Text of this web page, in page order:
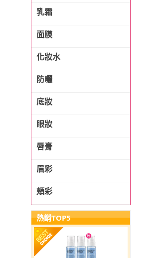
乳霜
面膜
化妝水
防曬
底妝
眼妝
唇膏
眉彩
頰彩
熱銷TOP5